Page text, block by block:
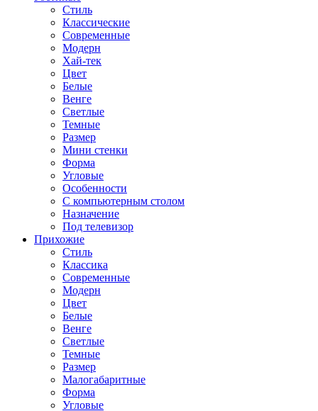
Стиль
Классические
Современные
Модерн
Хай-тек
Цвет
Белые
Венге
Светлые
Темные
Размер
Мини стенки
Форма
Угловые
Особенности
С компьютерным столом
Назначение
Под телевизор
Прихожие
Стиль
Классика
Современные
Модерн
Цвет
Белые
Венге
Светлые
Темные
Размер
Малогабаритные
Форма
Угловые